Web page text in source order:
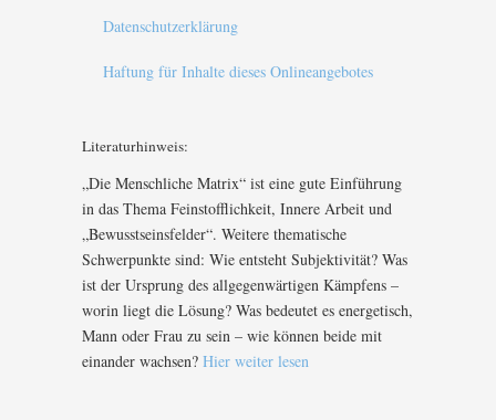
Datenschutzerklärung
Haftung für Inhalte dieses Onlineangebotes
Literaturhinweis:
„Die Menschliche Matrix“ ist eine gute Einführung
in das Thema Feinstofflichkeit, Innere Arbeit und
„Bewusstseinsfelder“. Weitere thematische
Schwerpunkte sind: Wie entsteht Subjektivität? Was
ist der Ursprung des allgegenwärtigen Kämpfens –
worin liegt die Lösung? Was bedeutet es energetisch,
Mann oder Frau zu sein – wie können beide mit
einander wachsen? Hier weiter lesen